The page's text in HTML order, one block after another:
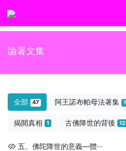
論著文集
全部 47 阿王諾布帕母法著集 1
揭開真相 1 古佛降世的背後 12
五、佛陀降世的意義—體···